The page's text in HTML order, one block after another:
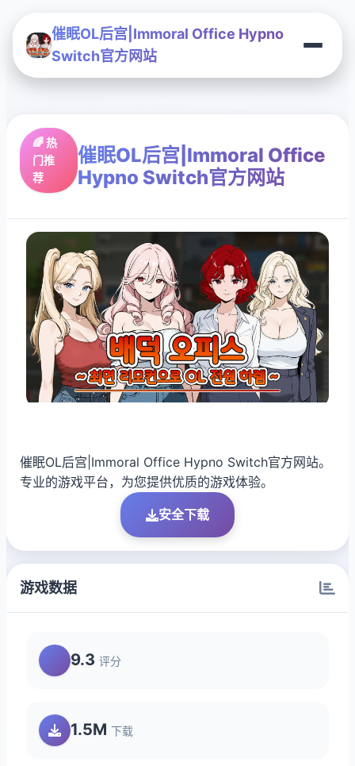
催眠OL后宫|Immoral Office Hypno
Switch官方网站
🌈 热
门推
荐
催眠OL后宫|Immoral Office
Hypno Switch官方网站
催眠OL后宫|Immoral Office Hypno Switch官方网站。
专业的游戏平台，为您提供优质的游戏体验。
安全下载
游戏数据
9.3 评分
1.5M 下载